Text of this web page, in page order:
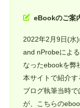
eBookのご案
2022年2月9日(水
and nProbeによ
なったebookを弊
本サイトで紹介
ブログ執筆当時
が、こちらの